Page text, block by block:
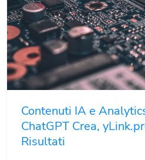
Contenuti IA e
ChatGPT Crea,
Risultati